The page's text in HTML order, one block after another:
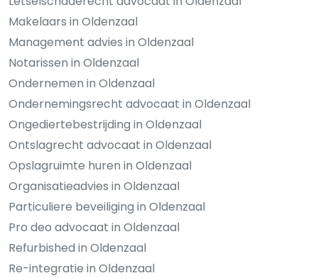
Makelaars in Oldenzaal
Management advies in Oldenzaal
Notarissen in Oldenzaal
Ondernemen in Oldenzaal
Ondernemingsrecht advocaat in Oldenzaal
Ongediertebestrijding in Oldenzaal
Ontslagrecht advocaat in Oldenzaal
Opslagruimte huren in Oldenzaal
Organisatieadvies in Oldenzaal
Particuliere beveiliging in Oldenzaal
Pro deo advocaat in Oldenzaal
Refurbished in Oldenzaal
Re-integratie in Oldenzaal